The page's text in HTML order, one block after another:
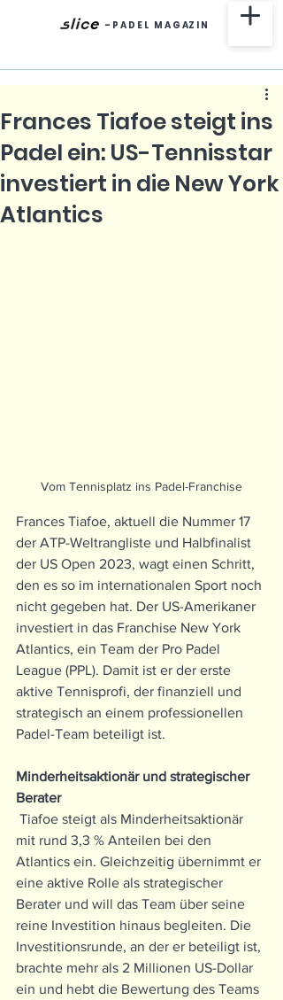
- P A D E L M A G AZ I N
Frances Tiafoe steigt ins
Padel ein: US-Tennisstar
investiert in die New York
Atlantics
Vom Tennisplatz ins Padel-Franchise
Frances Tiafoe, aktuell die Nummer 17
der ATP-Weltrangliste und Halbfinalist
der US Open 2023, wagt einen Schritt,
den es so im internationalen Sport noch
nicht gegeben hat. Der US-Amerikaner
investiert in das Franchise New York
Atlantics, ein Team der Pro Padel
League (PPL). Damit ist er der erste
aktive Tennisprofi, der finanziell und
strategisch an einem professionellen
Padel-Team beteiligt ist.
Minderheitsaktionär und strategischer
Berater
Tiafoe steigt als Minderheitsaktionär
mit rund 3,3 % Anteilen bei den
Atlantics ein. Gleichzeitig übernimmt er
eine aktive Rolle als strategischer
Berater und will das Team über seine
reine Investition hinaus begleiten. Die
Investitionsrunde, an der er beteiligt ist,
brachte mehr als 2 Millionen US-Dollar
ein und hebt die Bewertung des Teams